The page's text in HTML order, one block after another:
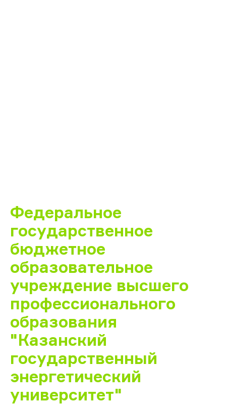
Федеральное
государственное
бюджетное
образовательное
учреждение высшего
профессионального
образования
"Казанский
государственный
энергетический
университет"